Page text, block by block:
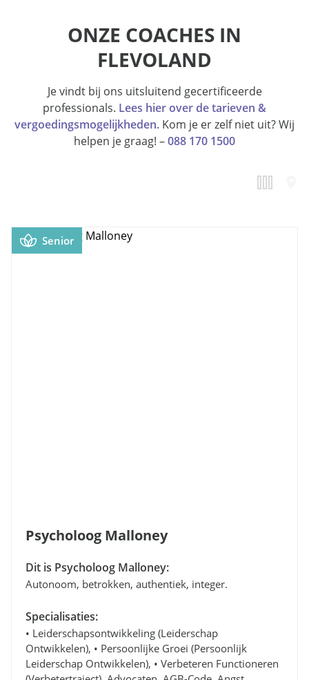
ONZE COACHES IN
FLEVOLAND
Je vindt bij ons uitsluitend gecertificeerde
professionals. Lees hier over de tarieven &
vergoedingsmogelijkheden. Kom je er zelf niet uit? Wij
helpen je graag! –088 170 1500
Senior
Psycholoog Malloney
Dit is Psycholoog Malloney:
Autonoom, betrokken, authentiek, integer.
Specialisaties:
• Leiderschapsontwikkeling (leiderschap
Ontwikkelen), • Persoonlijke Groei (persoonlijk
Leiderschap Ontwikkelen), • Verbeteren Functioneren